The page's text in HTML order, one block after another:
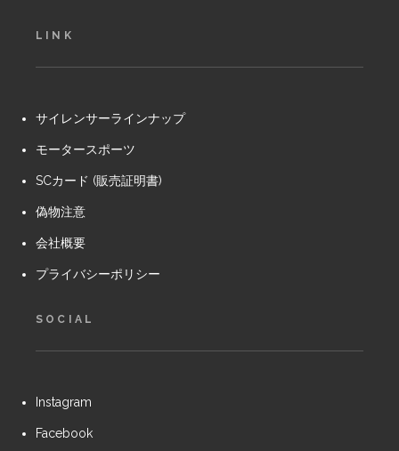
LINK
サイレンサーラインナップ
モータースポーツ
SCカード (販売証明書)
偽物注意
会社概要
プライバシーポリシー
SOCIAL
Instagram
Facebook